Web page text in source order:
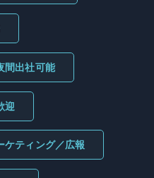
間出社可能
迎
ケティング／広報